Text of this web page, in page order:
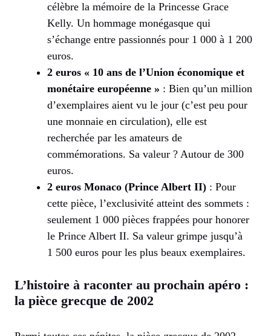
célèbre la mémoire de la Princesse Grace
Kelly. Un hommage monégasque qui
s’échange entre passionnés pour 1 000 à 1 200
euros.
2 euros « 10 ans de l’Union économique et
monétaire européenne » : Bien qu’un million
d’exemplaires aient vu le jour (c’est peu pour
une monnaie en circulation), elle est
recherchée par les amateurs de
commémorations. Sa valeur ? Autour de 300
euros.
2 euros Monaco (Prince Albert II) : Pour
cette pièce, l’exclusivité atteint des sommets :
seulement 1 000 pièces frappées pour honorer
le Prince Albert II. Sa valeur grimpe jusqu’à
1 500 euros pour les plus beaux exemplaires.
L’histoire à raconter au prochain apéro :
la pièce grecque de 2002